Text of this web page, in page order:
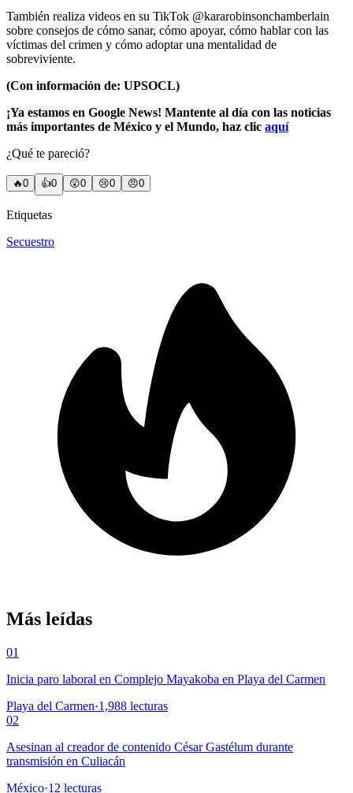
También realiza videos en su TikTok @kararobinsonchamberlain
sobre consejos de cómo sanar, cómo apoyar, cómo hablar con las
víctimas del crimen y cómo adoptar una mentalidad de
sobreviviente.
(Con información de: UPSOCL)
¡Ya estamos en Google News! Mantente al día con las noticias
más importantes de México y el Mundo, haz clic aquí
¿Qué te pareció?
🔥0 👍0 😲0 😢0 😠0
Etiquetas
Secuestro
Más leídas
01
Inicia paro laboral en Complejo Mayakoba en Playa del Carmen
Playa del Carmen·1,988 lecturas
02
Asesinan al creador de contenido César Gastélum durante
transmisión en Culiacán
México·12 lecturas